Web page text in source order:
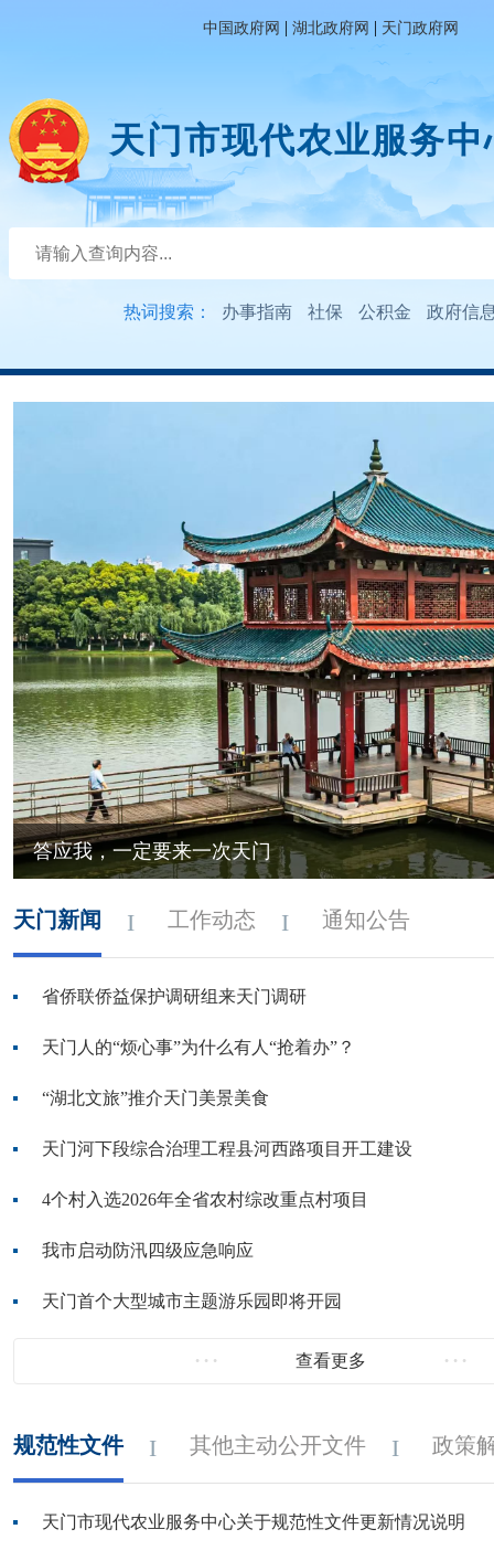
中国政府网 | 湖北政府网 | 天门政府网
天门市现代农业服务中
热词搜索： 办事指南 社保 公积金 政府信
答应我，一定要来一次天门
天门新闻 工作动态 通知公告
省侨联侨益保护调研组来天门调研
天门人的“烦心事”为什么有人“抢着办”？
“湖北文旅”推介天门美景美食
天门河下段综合治理工程县河西路项目开工建设
4个村入选2026年全省农村综改重点村项目
我市启动防汛四级应急响应
天门首个大型城市主题游乐园即将开园
查看更多
规范性文件 其他主动公开文件 政策
天门市现代农业服务中心关于规范性文件更新情况说明